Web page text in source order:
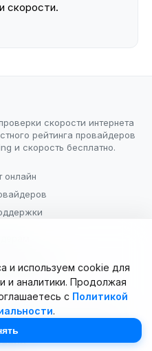
скорости.
скорости интернета
рейтинга провайдеров
и скорость бесплатно.
онлайн
Долматова В.В.). Все права
и используем cookie для
и аналитики. Продолжая
с Политикой
.